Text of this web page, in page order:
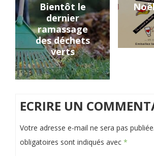
Bientôt le
dernier
ramassage
des déchets
verts
ECRIRE UN
Votre adresse e-mail ne sera pas publiée.
obligatoires sont indiqués avec *